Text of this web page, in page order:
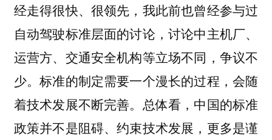
经走得很快、很领先，我此前也曾经参与过
自动驾驶标准层面的讨论，讨论中主机厂、
运营方、交通安全机构等立场不同，争议不
少。标准的制定需要一个漫长的过程，会随
着技术发展不断完善。总体看，中国的标准
政策并不是阻碍、约束技术发展，更多是谨